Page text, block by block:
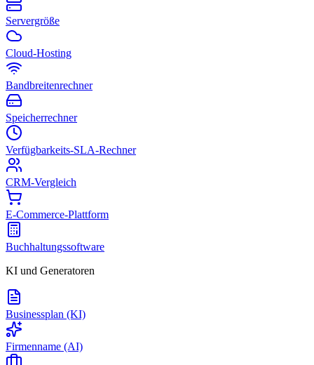
Servergröße
Cloud-Hosting
Bandbreitenrechner
Speicherrechner
Verfügbarkeits-SLA-Rechner
CRM-Vergleich
E-Commerce-Plattform
Buchhaltungssoftware
KI und Generatoren
Businessplan (KI)
Firmenname (AI)